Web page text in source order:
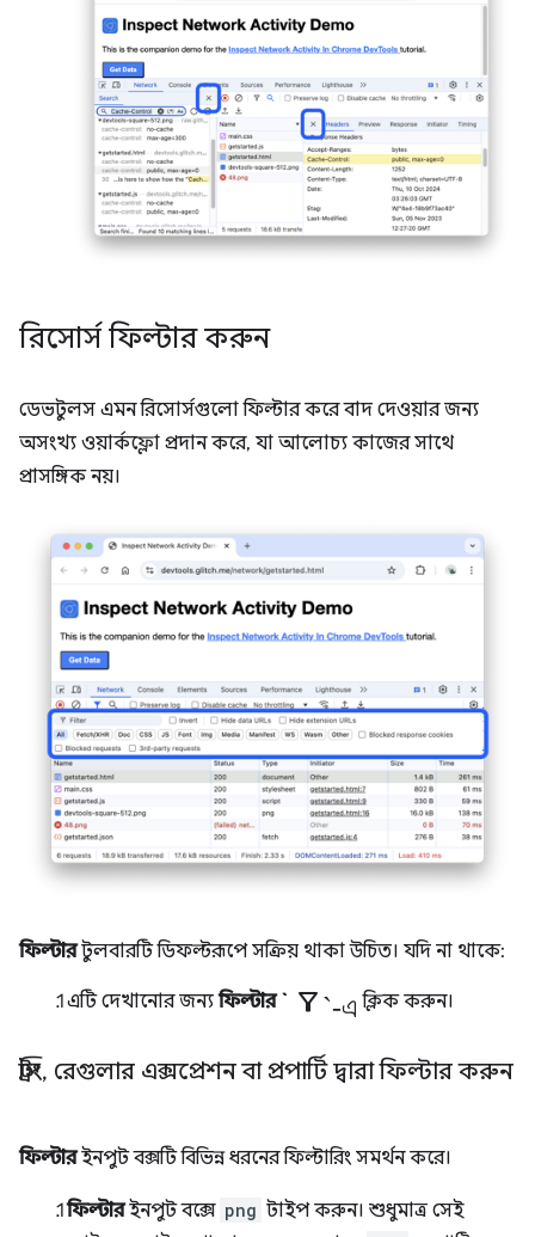
রিসোর্স ফিল্টার করুন
ডেভটুলস এমন রিসোর্সগুলো ফিল্টার করে বাদ দেওয়ার জন্য
অসংখ্য ওয়ার্কফ্লো প্রদান করে, যা আলোচ্য কাজের সাথে
প্রাসঙ্গিক নয়।
ফিল্টারটুলবারটি ডিফল্টরূপে সক্রিয় থাকা উচিত। যদি না থাকে:
এটি দেখানোর জন্যফিল্টার ` filter_alt`-এ ক্লিক করুন।
স্ট্রিং, রেগুলার এক্সপ্রেশন বা প্রপার্টি দ্বারা ফিল্টার করুন
ফিল্টারইনপুট বক্সটি বিভিন্ন ধরনের ফিল্টারিং সমর্থন করে।
ফিল্টারইনপুট বক্সে png টাইপ করুন। শুধুমাত্র সেই